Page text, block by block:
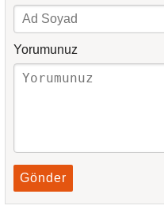
Yorumunuz
Gönder